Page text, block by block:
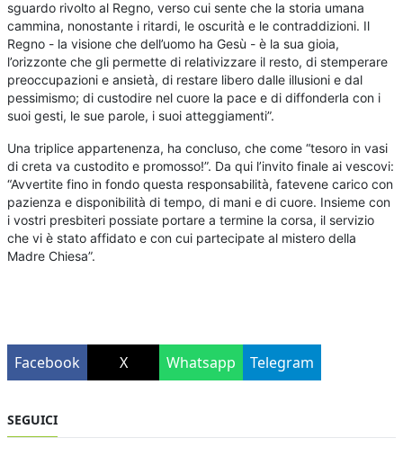
sguardo rivolto al Regno, verso cui sente che la storia umana
cammina, nonostante i ritardi, le oscurità e le contraddizioni. Il
Regno - la visione che dell’uomo ha Gesù - è la sua gioia,
l’orizzonte che gli permette di relativizzare il resto, di stemperare
preoccupazioni e ansietà, di restare libero dalle illusioni e dal
pessimismo; di custodire nel cuore la pace e di diffonderla con i
suoi gesti, le sue parole, i suoi atteggiamenti”.
Una triplice appartenenza, ha concluso, che come “tesoro in vasi
di creta va custodito e promosso!”. Da qui l’invito finale ai vescovi:
“Avvertite fino in fondo questa responsabilità, fatevene carico con
pazienza e disponibilità di tempo, di mani e di cuore. Insieme con
i vostri presbiteri possiate portare a termine la corsa, il servizio
che vi è stato affidato e con cui partecipate al mistero della
Madre Chiesa”.
Facebook X Whatsapp Telegram
SEGUICI